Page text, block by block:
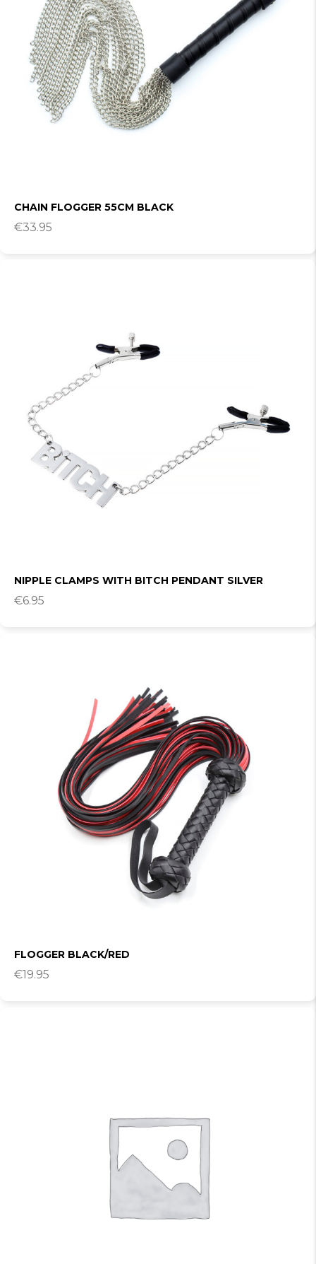
CHAIN FLOGGER 55CM BLACK
€33.95
NIPPLE CLAMPS WITH BITCH PENDANT SILVER
€6.95
FLOGGER BLACK/RED
€19.95